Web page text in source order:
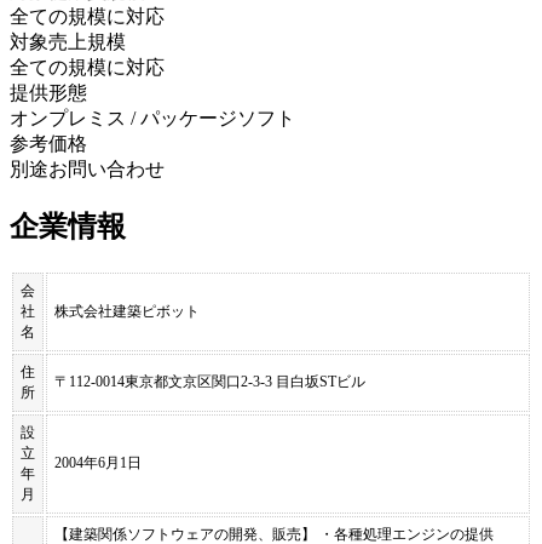
全ての規模に対応
対象売上規模
全ての規模に対応
提供形態
オンプレミス / パッケージソフト
参考価格
別途お問い合わせ
企業情報
会
社
名
株式会社建築ピボット
住
所
〒112-0014東京都文京区関口2-3-3 目白坂STビル
設
立
年
月
2004年6月1日
【建築関係ソフトウェアの開発、販売】 ・各種処理エンジンの提供